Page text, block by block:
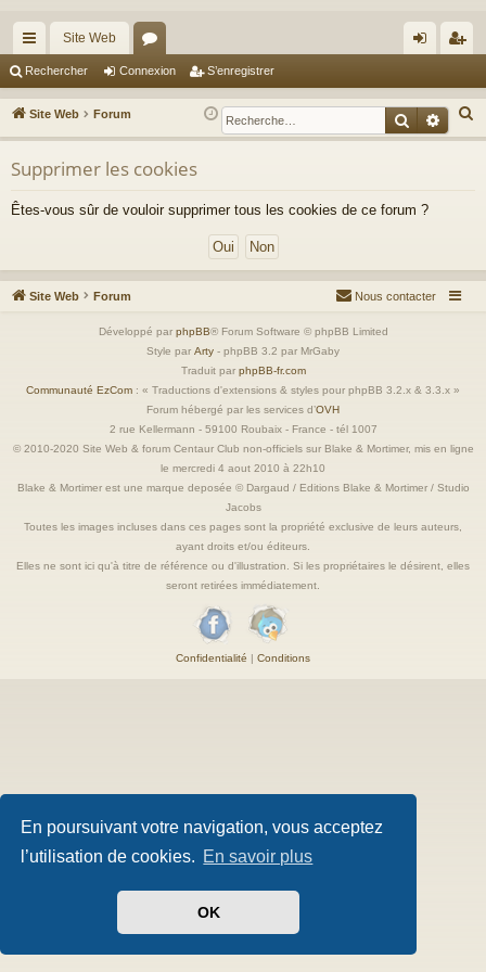
En poursuivant votre navigation, vous acceptez
l’utilisation de cookies. En savoir plus
OK
cc
ès
ra
pi
Site Web
or
u
m
s
ne
xi
nr
eg
Rechercher Connexion S’enregistrer
Site Web Forum
e
h
Supprimer les cookies
Êtes-vous sûr de vouloir supprimer tous les cookies de ce forum ?
Site Web Forum Nous contacter
Développé par phpBB® Forum Software © phpBB Limited
Style par Arty - phpBB 3.2 par MrGaby
Traduit par phpBB-fr.com
Communauté EzCom : « Traductions d'extensions & styles pour phpBB 3.2.x & 3.3.x »
Forum hébergé par les services d’OVH
2 rue Kellermann - 59100 Roubaix - France - tél 1007
© 2010-2020 Site Web & forum Centaur Club non-officiels sur Blake & Mortimer, mis en ligne
le mercredi 4 aout 2010 à 22h10
Blake & Mortimer est une marque deposée © Dargaud / Editions Blake & Mortimer / Studio
Jacobs
Toutes les images incluses dans ces pages sont la propriété exclusive de leurs auteurs,
ayant droits et/ou éditeurs.
Elles ne sont ici qu'à titre de référence ou d'illustration. Si les propriétaires le désirent, elles
seront retirées immédiatement.
Confidentialité | Conditions